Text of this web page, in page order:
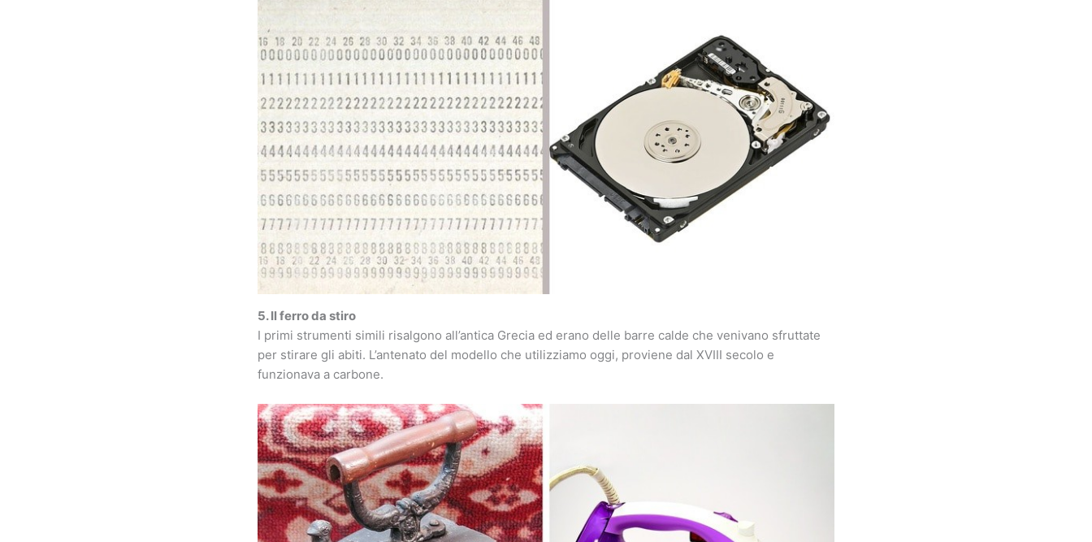
5. Il ferro da stiro
I primi strumenti simili risalgono all’antica Grecia ed erano delle barre calde che venivano sfruttate
per stirare gli abiti. L’antenato del modello che utilizziamo oggi, proviene dal XVIII secolo e
funzionava a carbone.